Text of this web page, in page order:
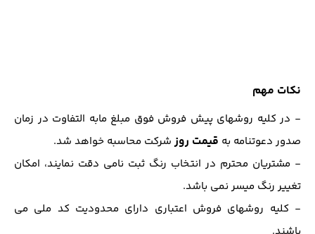
نکات مهم
- در کلیه روشهای پیش فروش فوق مبلغ مابه التفاوت در زمان
صدور دعوتنامه به قیمت روزشرکت محاسبه خواهد شد.
- مشتریان محترم در انتخاب رنگ ثبت نامی دقت نمایند، امکان
تغییر رنگ میسر نمی باشد.
- کلیه روشهای فروش اعتباری دارای محدودیت کد ملی می